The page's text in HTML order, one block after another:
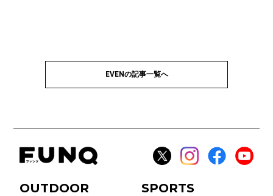
EVENの記事一覧へ
OUTDOOR
SPORTS